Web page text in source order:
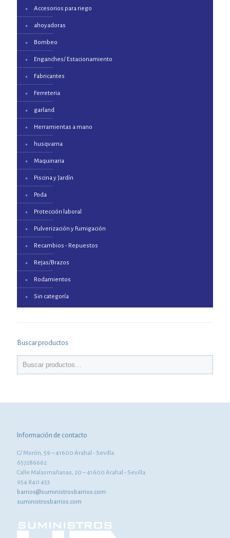
Accesorios para riego
ahoyadoras
Bombeo
Enganches/ Estacionamiento
Fabricantes
Ferreteria
garland
Herramientas a mano
husqvarna
Maquinaria
Piscina y Jardín
Poda
Protección laboral
Pulverización y Fumigación
Recambios - Repuestos
Rejas/Brazos
Rodamientos
Sin categoría
Buscar productos
Información de contacto
C/ Morón, 59 – 41600 Arahal - Sevilla
657286662
Calle Malasmañanas, 20 – 41600 Arahal - Sevilla
954 840 453
barrios@suministrosbarrios.com
suministrosbarrios.com